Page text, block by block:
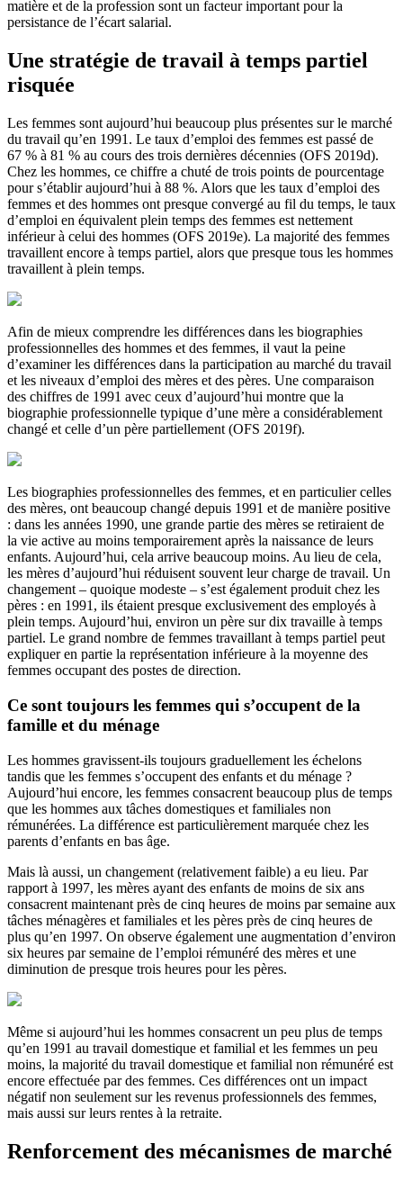
matière et de la profession sont un facteur important pour la
persistance de l’écart salarial.
Une stratégie de travail à temps partiel
risquée
Les femmes sont aujourd’hui beaucoup plus présentes sur le marché
du travail qu’en 1991. Le taux d’emploi des femmes est passé de
67 % à 81 % au cours des trois dernières décennies (OFS 2019d).
Chez les hommes, ce chiffre a chuté de trois points de pourcentage
pour s’établir aujourd’hui à 88 %. Alors que les taux d’emploi des
femmes et des hommes ont presque convergé au fil du temps, le taux
d’emploi en équivalent plein temps des femmes est nettement
inférieur à celui des hommes (OFS 2019e). La majorité des femmes
travaillent encore à temps partiel, alors que presque tous les hommes
travaillent à plein temps.
Afin de mieux comprendre les différences dans les biographies
professionnelles des hommes et des femmes, il vaut la peine
d’examiner les différences dans la participation au marché du travail
et les niveaux d’emploi des mères et des pères. Une comparaison
des chiffres de 1991 avec ceux d’aujourd’hui montre que la
biographie professionnelle typique d’une mère a considérablement
changé et celle d’un père partiellement (OFS 2019f).
Les biographies professionnelles des femmes, et en particulier celles
des mères, ont beaucoup changé depuis 1991 et de manière positive
: dans les années 1990, une grande partie des mères se retiraient de
la vie active au moins temporairement après la naissance de leurs
enfants. Aujourd’hui, cela arrive beaucoup moins. Au lieu de cela,
les mères d’aujourd’hui réduisent souvent leur charge de travail. Un
changement – quoique modeste – s’est également produit chez les
pères : en 1991, ils étaient presque exclusivement des employés à
plein temps. Aujourd’hui, environ un père sur dix travaille à temps
partiel. Le grand nombre de femmes travaillant à temps partiel peut
expliquer en partie la représentation inférieure à la moyenne des
femmes occupant des postes de direction.
Ce sont toujours les femmes qui s’occupent de la
famille et du ménage
Les hommes gravissent-ils toujours graduellement les échelons
tandis que les femmes s’occupent des enfants et du ménage ?
Aujourd’hui encore, les femmes consacrent beaucoup plus de temps
que les hommes aux tâches domestiques et familiales non
rémunérées. La différence est particulièrement marquée chez les
parents d’enfants en bas âge.
Mais là aussi, un changement (relativement faible) a eu lieu. Par
rapport à 1997, les mères ayant des enfants de moins de six ans
consacrent maintenant près de cinq heures de moins par semaine aux
tâches ménagères et familiales et les pères près de cinq heures de
plus qu’en 1997. On observe également une augmentation d’environ
six heures par semaine de l’emploi rémunéré des mères et une
diminution de presque trois heures pour les pères.
Même si aujourd’hui les hommes consacrent un peu plus de temps
qu’en 1991 au travail domestique et familial et les femmes un peu
moins, la majorité du travail domestique et familial non rémunéré est
encore effectuée par des femmes. Ces différences ont un impact
négatif non seulement sur les revenus professionnels des femmes,
mais aussi sur leurs rentes à la retraite.
Renforcement des mécanismes de marché